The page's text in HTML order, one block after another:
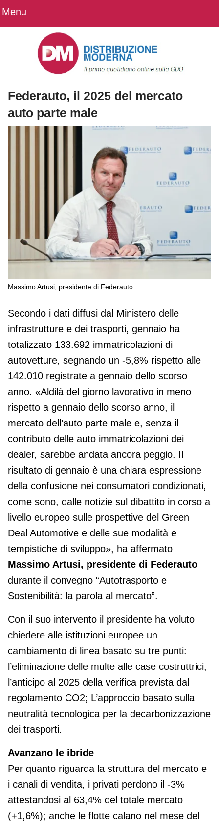
Menu
Federauto, il 2025 del mercato
auto parte male
Massimo Artusi, presidente di Federauto
Federauto, il 2025 del mercato auto
parte male
Secondo i dati diffusi dal Ministero delle
infrastrutture e dei trasporti, gennaio ha
totalizzato 133.692 immatricolazioni di
autovetture, segnando un -5,8% rispetto alle
142.010 registrate a gennaio dello scorso
anno. «Aldilà del giorno lavorativo in meno
rispetto a gennaio dello scorso anno, il
mercato dell’auto parte male e, senza il
contributo delle auto immatricolazioni dei
dealer, sarebbe andata ancora peggio. Il
risultato di gennaio è una chiara espressione
della confusione nei consumatori condizionati,
come sono, dalle notizie sul dibattito in corso a
livello europeo sulle prospettive del Green
Deal Automotive e delle sue modalità e
tempistiche di sviluppo», ha affermato
Massimo Artusi, presidente di Federauto
durante il convegno “Autotrasporto e
Sostenibilità: la parola al mercato”.
Con il suo intervento il presidente ha voluto
chiedere alle istituzioni europee un
cambiamento di linea basato su tre punti:
l’eliminazione delle multe alle case costruttrici;
l’anticipo al 2025 della verifica prevista dal
regolamento CO2; L’approccio basato sulla
neutralità tecnologica per la decarbonizzazione
dei trasporti.
Avanzano le ibride
Per quanto riguarda la struttura del mercato e
i canali di vendita, i privati perdono il -3%
attestandosi al 63,4% del totale mercato
(+1,6%); anche le flotte calano nel mese del